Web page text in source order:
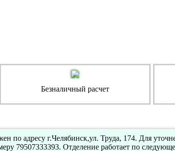
Безналичный расчет
по адресу г.Челябинск,ул. Труда, 174. Для
79507333393. Отделение работает по